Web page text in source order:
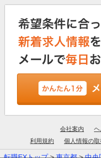
会社案内
利用規約
個人情報の